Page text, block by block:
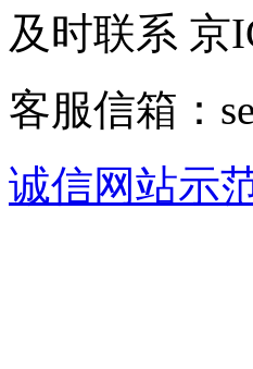
及时联系 京
客服信箱：
诚信网站示